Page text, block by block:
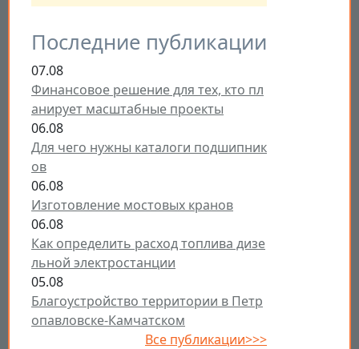
Последние публикации
07.08
Финансовое решение для тех, кто пл
анирует масштабные проекты
06.08
Для чего нужны каталоги подшипник
ов
06.08
Изготовление мостовых кранов
06.08
Как определить расход топлива дизе
льной электростанции
05.08
Благоустройство территории в Петр
опавловске-Камчатском
Все публикации>>>